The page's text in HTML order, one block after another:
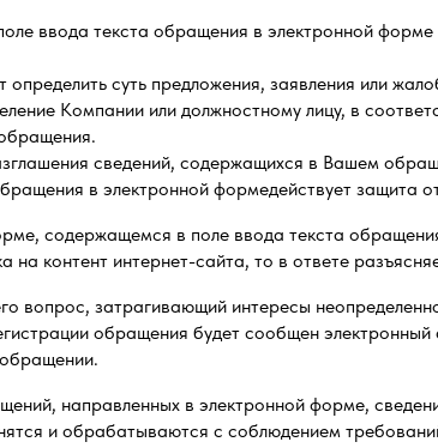
ввода текста обращения в электронной
суть предложения, заявления или
Компании или должностному лицу, в
сведений, содержащихся в Вашем
в электронной формедействует защита
содержащемся в поле ввода текста
на контент интернет-сайта, то в ответе
вопрос, затрагивающий интересы
обращения будет сообщен
направленных в электронной форме,
и обрабатываются с соблюдением